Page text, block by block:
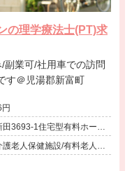
の理学療法士(PT)求
す＠児湯郡新富町
円
3693-1住宅型有料ホーム
シャン併設
老人保健施設/有料老人ホ